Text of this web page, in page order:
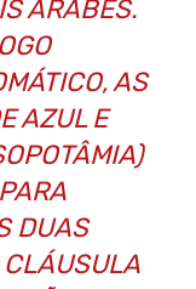
ÁRABES.
AS
AZUL E
DUAS